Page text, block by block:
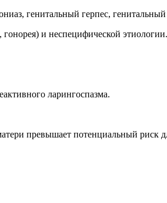
генитальный герпес, генитальный
и неспецифической этиологии.
ларингоспазма.
превышает потенциальный риск